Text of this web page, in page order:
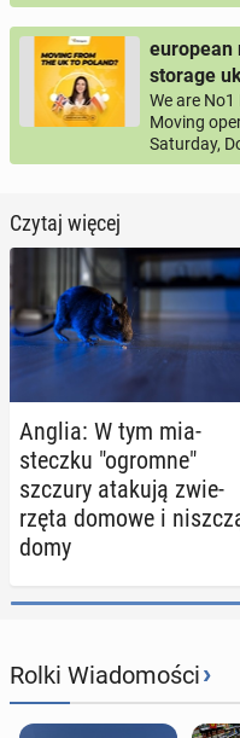
european
storage
We are
Moving
Saturday,
Czytaj więcej
Anglia: W tym mia­
stecz­ku "ogromne"
szczury atakują zwie­
rzę­ta domowe i
domy
Rolki Wiadomości›